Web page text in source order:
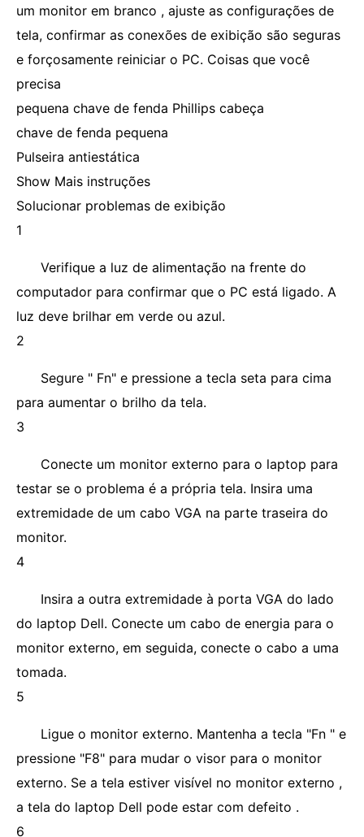
um monitor em branco , ajuste as configurações de
tela, confirmar as conexões de exibição são seguras
e forçosamente reiniciar o PC. Coisas que você
precisa
pequena chave de fenda Phillips cabeça
chave de fenda pequena
Pulseira antiestática
Show Mais instruções
Solucionar problemas de exibição
1
Verifique a luz de alimentação na frente do
computador para confirmar que o PC está ligado. A
luz deve brilhar em verde ou azul.
2
Segure " Fn" e pressione a tecla seta para cima
para aumentar o brilho da tela.
3
Conecte um monitor externo para o laptop para
testar se o problema é a própria tela. Insira uma
extremidade de um cabo VGA na parte traseira do
monitor.
4
Insira a outra extremidade à porta VGA do lado
do laptop Dell. Conecte um cabo de energia para o
monitor externo, em seguida, conecte o cabo a uma
tomada.
5
Ligue o monitor externo. Mantenha a tecla "Fn " e
pressione "F8" para mudar o visor para o monitor
externo. Se a tela estiver visível no monitor externo ,
a tela do laptop Dell pode estar com defeito .
6